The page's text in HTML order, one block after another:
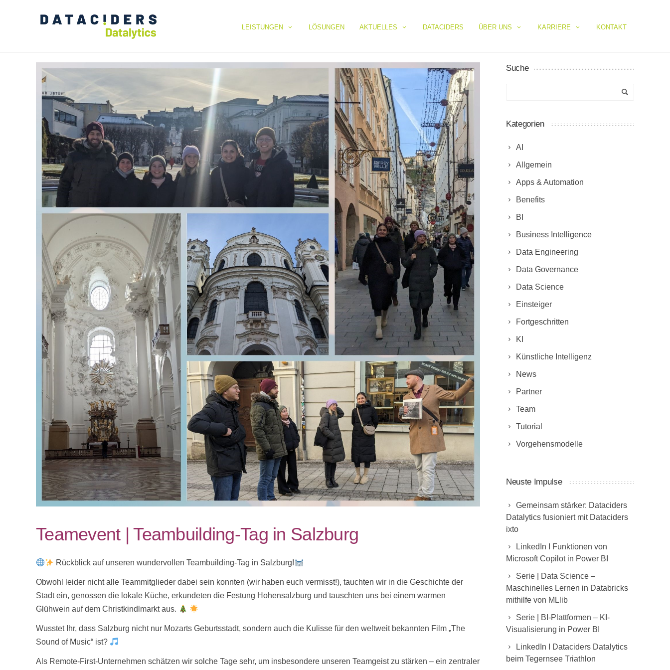
LEISTUNGEN LÖSUNGEN AKTUELLES DATACIDERS ÜBER UNS KARRIERE KONTAKT
Teamevent | Teambuilding-Tag in Salzburg
Rückblick auf unseren wundervollen Teambuilding-Tag in Salzburg!
Obwohl leider nicht alle Teammitglieder dabei sein konnten (wir haben euch vermisst!), tauchten wir in die Geschichte der
Stadt ein, genossen die lokale Küche, erkundeten die Festung Hohensalzburg und tauschten uns bei einem warmen
Glühwein auf dem Christkindlmarkt aus.
Wusstet Ihr, dass Salzburg nicht nur Mozarts Geburtsstadt, sondern auch die Kulisse für den weltweit bekannten Film „The
Sound of Music“ ist?
Als Remote-First-Unternehmen schätzen wir solche Tage sehr, um insbesondere unseren Teamgeist zu stärken – ein zentraler
Suche
Kategorien
AI
Allgemein
Apps & Automation
Benefits
BI
Business Intelligence
Data Engineering
Data Governance
Data Science
Einsteiger
Fortgeschritten
KI
Künstliche Intelligenz
News
Partner
Team
Tutorial
Vorgehensmodelle
Neuste Impulse
Gemeinsam stärker: Dataciders
Datalytics fusioniert mit Dataciders
ixto
LinkedIn I Funktionen von
Microsoft Copilot in Power BI
Serie | Data Science –
Maschinelles Lernen in Databricks
mithilfe von MLlib
Serie | BI-Plattformen – KI-
Visualisierung in Power BI
LinkedIn I Dataciders Datalytics
beim Tegernsee Triathlon